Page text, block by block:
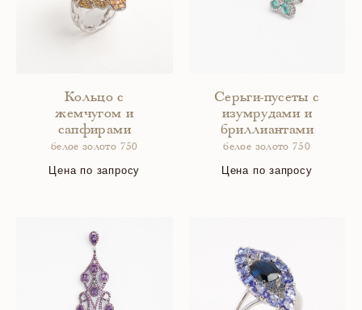
Кольцо с
жемчугом и
сапфирами
белое золото 750
Цена по запросу
Серьги-пусеты с
изумрудами и
бриллиантами
белое золото 750
Цена по запросу